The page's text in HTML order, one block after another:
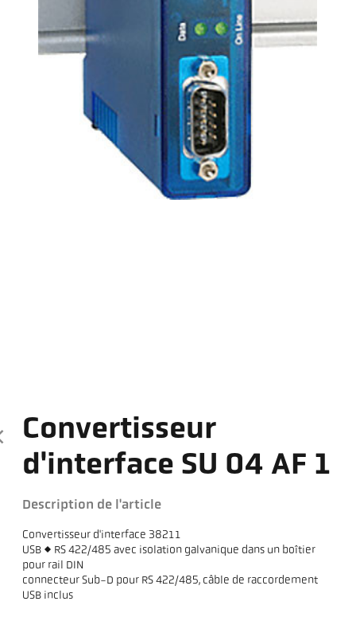
Convertisseur
d'interface SU 04 AF 1
Description de l'article
Convertisseur d'interface 38211
USB <> RS 422/485 avec isolation galvanique dans un boîtier
pour rail DIN
connecteur Sub-D pour RS 422/485, câble de raccordement
USB inclus